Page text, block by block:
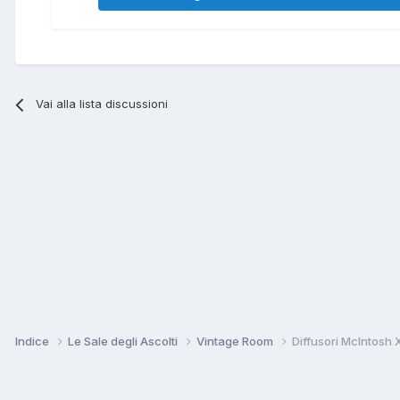
Vai alla lista discussioni
Indice Le Sale degli Ascolti Vintage Room Diffusori McIntosh